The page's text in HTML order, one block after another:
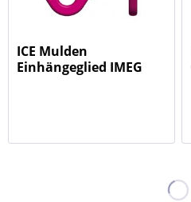
ICE Mulden
Einhängeglied IMEG